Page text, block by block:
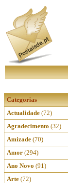
Categorias
Actualidade (72)
Agradecimento (32)
Amizade (70)
Amor (294)
Ano Novo (91)
Arte (72)